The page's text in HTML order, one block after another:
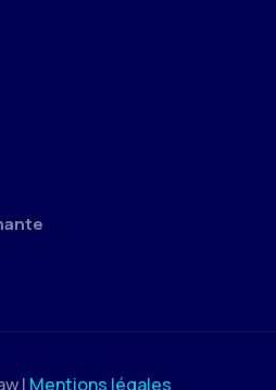
| Mentions légales